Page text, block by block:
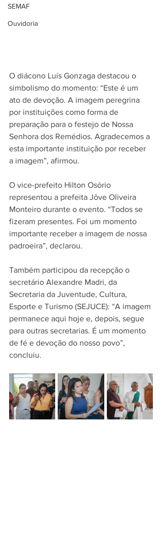
SEMAF
Ouvidoria
O diácono Luís Gonzaga destacou o
simbolismo do momento: “Este é um
ato de devoção. A imagem peregrina
por instituições como forma de
preparação para o festejo de Nossa
Senhora dos Remédios. Agradecemos a
esta importante instituição por receber
a imagem”, afirmou.
O vice-prefeito Hilton Osório
representou a prefeita Jôve Oliveira
Monteiro durante o evento. “Todos se
fizeram presentes. Foi um momento
importante receber a imagem de nossa
padroeira”, declarou.
Também participou da recepção o
secretário Alexandre Madri, da
Secretaria da Juventude, Cultura,
Esporte e Turismo (SEJUCE): “A imagem
permanece aqui hoje e, depois, segue
para outras secretarias. É um momento
de fé e devoção do nosso povo”,
concluiu.